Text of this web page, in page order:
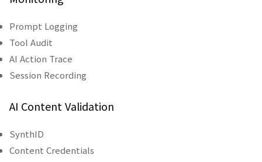
Prompt Logging
Tool Audit
AI Action Trace
Session Recording
AI Content Validation
SynthID
Content Credentials